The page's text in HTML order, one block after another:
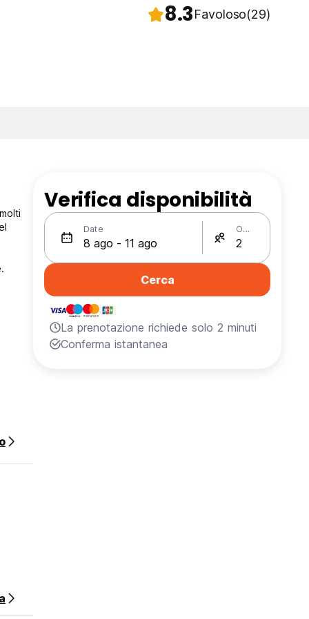
8.3Favoloso(29)
Verifica disponibilità
Date Ospiti
Cerca
La prenotazione richiede solo 2 minuti
Conferma istantanea